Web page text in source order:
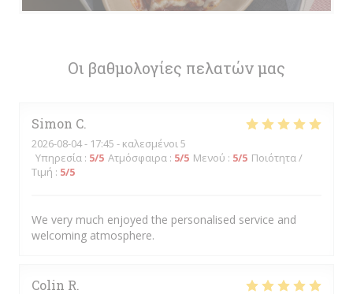
Οι βαθμολογίες πελατών μας
Simon C
2026-08-04- 17:45 - καλεσμένοι 5
Υπηρεσία : 5/5 Ατμόσφαιρα : 5/5 Μενού : 5/5 Ποιότητα /
Τιμή : 5/5
We very much enjoyed the personalised service and
welcoming atmosphere.
Colin R